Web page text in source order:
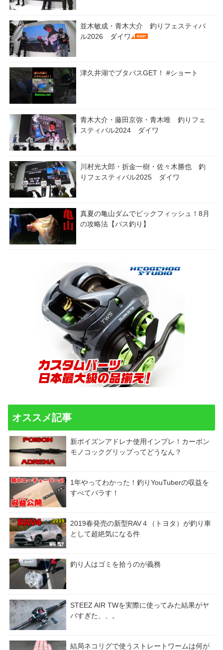
並木敏成・青木大介 釣りフェスティバ
ル2026 ダイワ
津久井湖でブタバスGET！ #ショート
青木大介・藤田京弥・青木唯 釣りフェ
スティバル2024 ダイワ
川村光大郎・折金一樹・佐々木勝也 釣
りフェスティバル2025 ダイワ
真夏の亀山ダムでビックフィッシュ！8月
の攻略法【バス釣り】
オススメ記事
新ポイズンアドレナ使用インプレ！カーボン
モノコックグリップってどうなん？
1年やってわかった！釣りYouTuberの収益を
すべてバラす！
2019春発売の新型RAV４（トヨタ）が釣り車
として超絶気になる件
釣り人はゴミを拾うのが義務
STEEZ AIR TWを実際に使ってみた結果がヤ
バすぎた、、。
結局ネコリグで使うストレートワームは何が